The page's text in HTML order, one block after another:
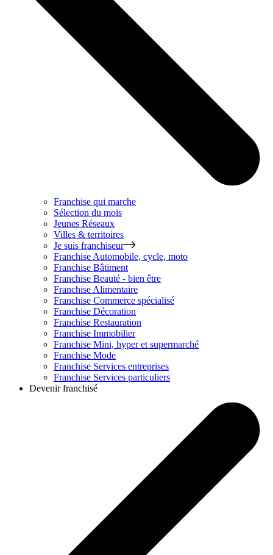
Franchise qui marche
Sélection du mois
Jeunes Réseaux
Villes & territoires
Je suis franchiseur
Franchise Automobile, cycle, moto
Franchise Bâtiment
Franchise Beauté - bien être
Franchise Alimentaire
Franchise Commerce spécialisé
Franchise Décoration
Franchise Restauration
Franchise Immobilier
Franchise Mini, hyper et supermarché
Franchise Mode
Franchise Services entreprises
Franchise Services particuliers
Devenir franchisé